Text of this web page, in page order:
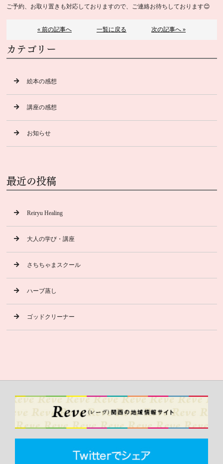
ご予約、お取り置きも対応しておりますので、ご連絡お待ちしております😊
« 前の記事へ 一覧に戻る 次の記事へ »
カテゴリー
絵本の感想
講座の感想
お知らせ
最近の投稿
Reiryu Healing
大人の学び・講座
さちちゃまスクール
ハーブ蒸し
ゴッドクリーナー